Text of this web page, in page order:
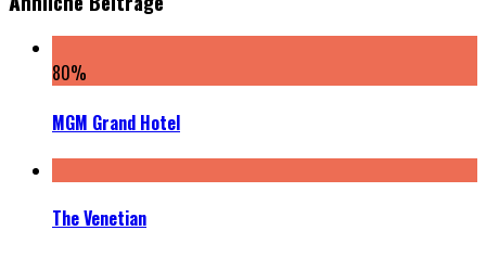
80%
MGM Grand Hotel
The Venetian